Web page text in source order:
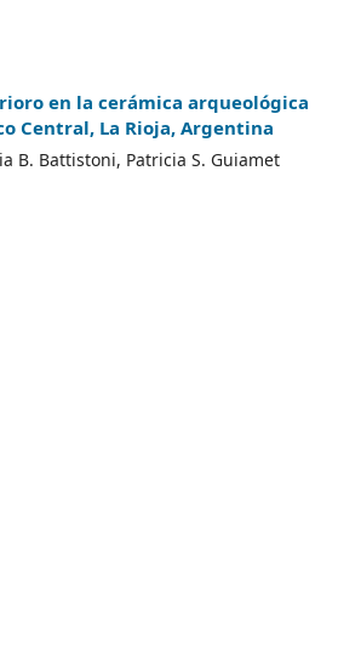
en la cerámica arqueológica
Central, La Rioja, Argentina
B. Battistoni, Patricia S. Guiamet